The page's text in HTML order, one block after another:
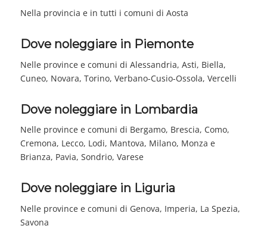
Nella provincia e in tutti i comuni di Aosta
Dove noleggiare in Piemonte
Nelle province e comuni di Alessandria, Asti, Biella,
Cuneo, Novara, Torino, Verbano-Cusio-Ossola, Vercelli
Dove noleggiare in Lombardia
Nelle province e comuni di Bergamo, Brescia, Como,
Cremona, Lecco, Lodi, Mantova, Milano, Monza e
Brianza, Pavia, Sondrio, Varese
Dove noleggiare in Liguria
Nelle province e comuni di Genova, Imperia, La Spezia,
Savona